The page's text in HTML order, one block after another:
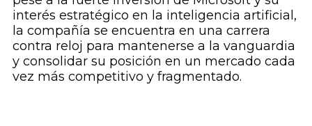
interés estratégico en la inteligencia artificial,
la compañía se encuentra en una carrera
contra reloj para mantenerse a la vanguardia
y consolidar su posición en un mercado cada
vez más competitivo y fragmentado.